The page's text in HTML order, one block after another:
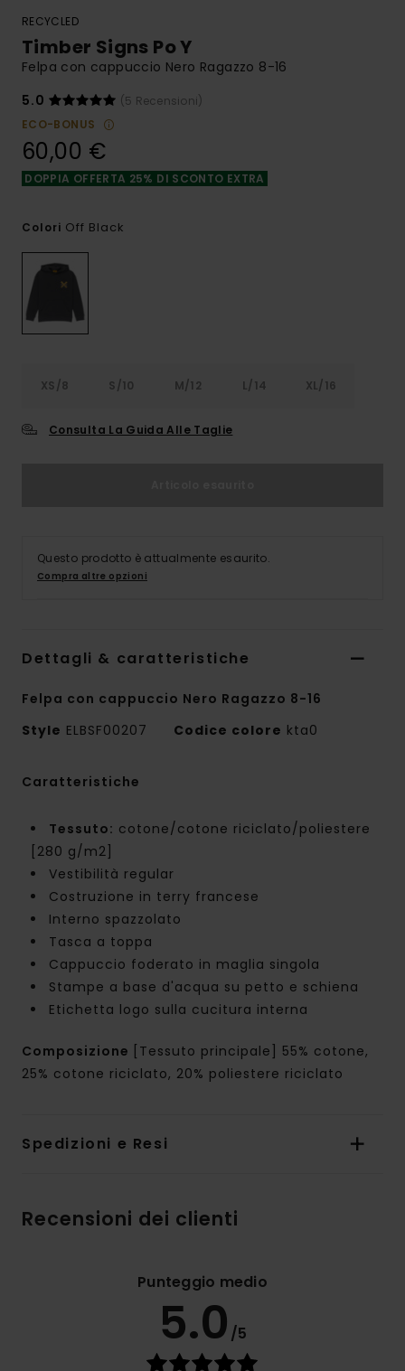
RECYCLED
Timber Signs Po Y
Felpa con cappuccio Nero Ragazzo 8-16
5.0
(5 Recensioni)
ECO-BONUS
60,00 €
DOPPIA OFFERTA 25% DI SCONTO EXTRA
Colori Off Black
XS/8 S/10 M/12 L/14 XL/16
Consulta La Guida Alle Taglie
Questo prodotto è attualmente esaurito.
Compra altre opzioni
Dettagli & caratteristiche
Felpa con cappuccio Nero Ragazzo 8-16
Style ELBSF00207 Codice colore kta0
Caratteristiche
Tessuto: cotone/cotone riciclato/poliestere
[280 g/m2]
Vestibilità regular
Costruzione in terry francese
Interno spazzolato
Tasca a toppa
Cappuccio foderato in maglia singola
Stampe a base d'acqua su petto e schiena
Etichetta logo sulla cucitura interna
Composizione
[Tessuto principale] 55% cotone,
25% cotone riciclato, 20% poliestere riciclato
Spedizioni e Resi
Recensioni dei clienti
Punteggio medio
5.0 /5